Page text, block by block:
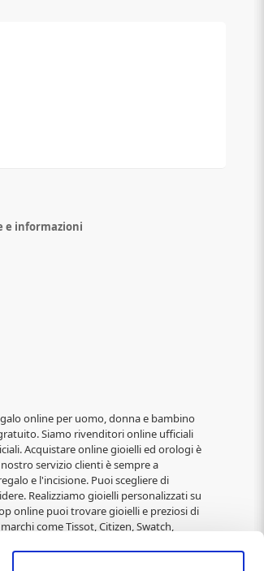
e informazioni
online per uomo, donna e bambino
Siamo rivenditori online ufficiali
Acquistare online gioielli ed orologi è
servizio clienti è sempre a
e l'incisione. Puoi scegliere di
Realizziamo gioielli personalizzati su
online puoi trovare gioielli e preziosi di
come Tissot, Citizen, Swatch,
Padre Pio, Madonna Miracolosa,